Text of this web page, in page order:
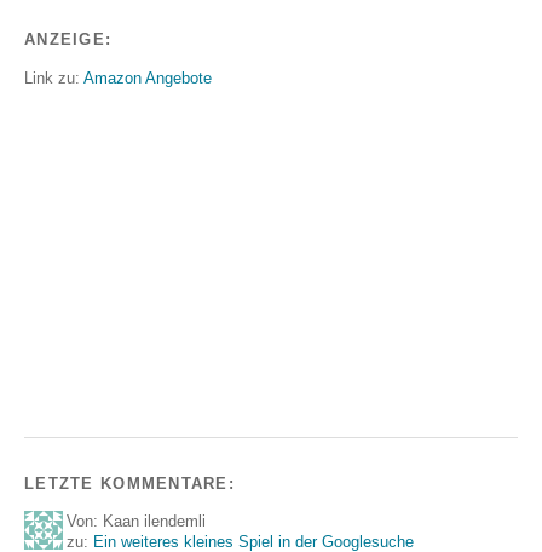
ANZEIGE:
Link zu: Amazon Angebote
LETZTE KOMMENTARE:
Von: Kaan ilendemli
zu: Ein weiteres kleines Spiel in der Googlesuche